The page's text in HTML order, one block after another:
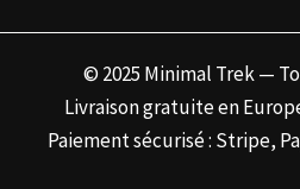
© 2025 Minimal Trek —
Livraison gratuite en
Paiement sécurisé : Stripe,